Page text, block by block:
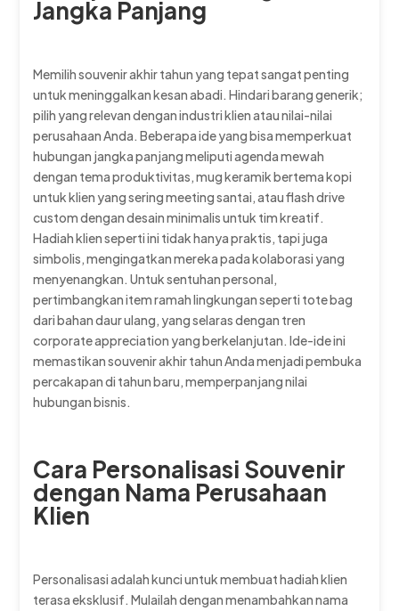
Jangka Panjang
Memilih souvenir akhir tahun yang tepat sangat penting
untuk meninggalkan kesan abadi. Hindari barang generik;
pilih yang relevan dengan industri klien atau nilai-nilai
perusahaan Anda. Beberapa ide yang bisa memperkuat
hubungan jangka panjang meliputi agenda mewah
dengan tema produktivitas, mug keramik bertema kopi
untuk klien yang sering meeting santai, atau flash drive
custom dengan desain minimalis untuk tim kreatif.
Hadiah klien seperti ini tidak hanya praktis, tapi juga
simbolis, mengingatkan mereka pada kolaborasi yang
menyenangkan. Untuk sentuhan personal,
pertimbangkan item ramah lingkungan seperti tote bag
dari bahan daur ulang, yang selaras dengan tren
corporate appreciation yang berkelanjutan. Ide-ide ini
memastikan souvenir akhir tahun Anda menjadi pembuka
percakapan di tahun baru, memperpanjang nilai
hubungan bisnis.
Cara Personalisasi Souvenir
dengan Nama Perusahaan
Klien
Personalisasi adalah kunci untuk membuat hadiah klien
terasa eksklusif. Mulailah dengan menambahkan nama